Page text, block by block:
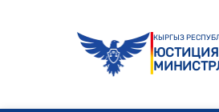
КЫРГЫЗ
ЮСТИЦИЯ